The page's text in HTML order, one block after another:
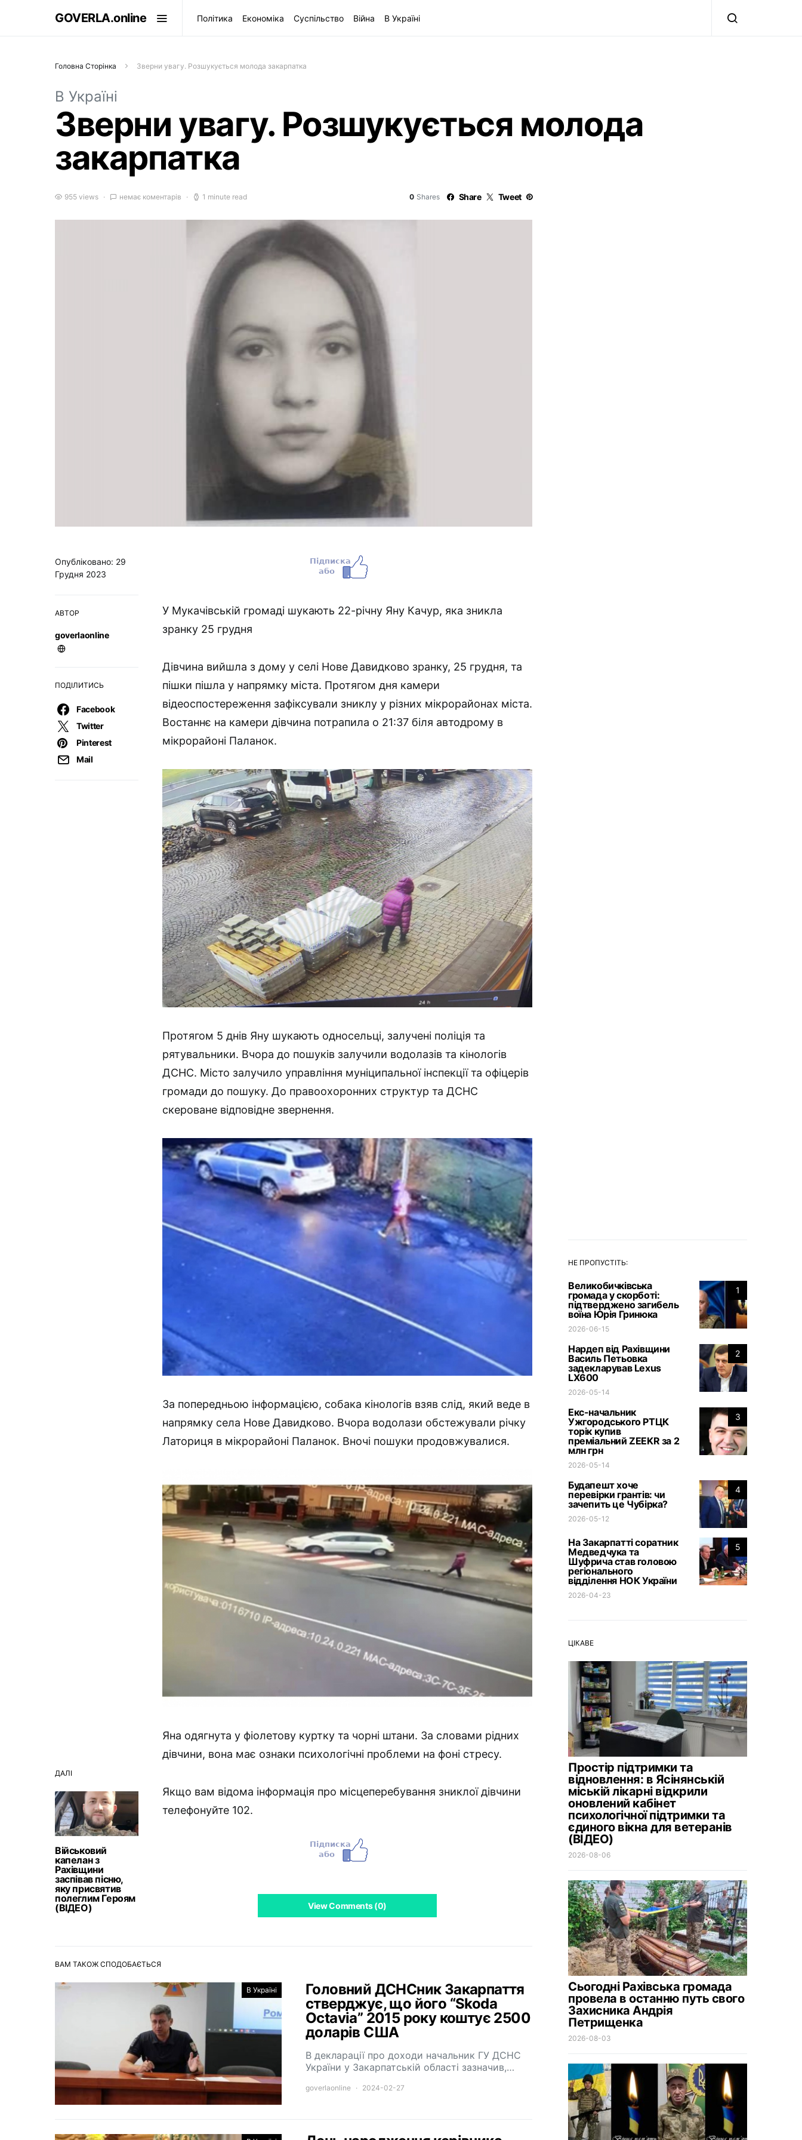
GOVERLA.online Політика Економіка Суспільство Війна В Україні
Головна Сторінка Зверни увагу. Розшукується молода закарпатка
В Україні
Зверни увагу. Розшукується молода
закарпатка
955 views немає коментарів 1 minute read 0 Shares Share Tweet
ДАЛІ
Військовий
капелан з
Рахівщини
заспівав пісню,
яку присвятив
полеглим Героям
(ВІДЕО)
Опубліковано: 29
Грудня 2023
АВТОР
goverlaonline
ПОДІЛИТИСЬ
Facebook
Twitter
Pinterest
Mail
У Мукачівській громаді шукають 22-річну Яну Качур, яка зникла
зранку 25 грудня
Дівчина вийшла з дому у селі Нове Давидково зранку, 25 грудня, та
пішки пішла у напрямку міста. Протягом дня камери
відеоспостереження зафіксували зниклу у різних мікрорайонах міста.
Востаннє на камери дівчина потрапила о 21:37 біля автодрому в
мікрорайоні Паланок.
Протягом 5 днів Яну шукають односельці, залучені поліція та
рятувальники. Вчора до пошуків залучили водолазів та кінологів
ДСНС. Місто залучило управління муніципальної інспекції та офіцерів
громади до пошуку. До правоохоронних структур та ДСНС
скероване відповідне звернення.
За попередньою інформацією, собака кінологів взяв слід, який веде в
напрямку села Нове Давидково. Вчора водолази обстежували річку
Латориця в мікрорайоні Паланок. Вночі пошуки продовжувалися.
Яна одягнута у фіолетову куртку та чорні штани. За словами рідних
дівчини, вона має ознаки психологічні проблеми на фоні стресу.
Якщо вам відома інформація про місцеперебування зниклої дівчини
телефонуйте 102.
View Comments (0)
ВАМ ТАКОЖ СПОДОБАЄТЬСЯ
В Україні
Головний ДСНСник Закарпаття
стверджує, що його “Skoda
Octavia” 2015 року коштує 2500
доларів США
В декларації про доходи начальник ГУ ДСНС
України у Закарпатській області зазначив,…
goverlaonline 2024-02-27
НЕ ПРОПУСТІТЬ:
1
Великобичківська
громада у скорботі:
підтверджено загибель
воїна Юрія Гринюка
2026-06-15
2
Нардеп від Рахівщини
Василь Петьовка
задекларував Lexus
LX600
2026-05-14
3
Екс-начальник
Ужгородського РТЦК
торік купив
преміальний ZEEKR за 2
млн грн
2026-05-14
4
Будапешт хоче
перевірки грантів: чи
зачепить це Чубірка?
2026-05-12
5
На Закарпатті соратник
Медведчука та
Шуфрича став головою
регіонального
відділення НОК України
2026-04-23
ЦІКАВЕ
Простір підтримки та
відновлення: в Ясінянській
міській лікарні відкрили
оновлений кабінет
психологічної підтримки та
єдиного вікна для ветеранів
(ВІДЕО)
2026-08-06
Сьогодні Рахівська громада
провела в останню путь свого
Захисника Андрія
Петрищенка
2026-08-03